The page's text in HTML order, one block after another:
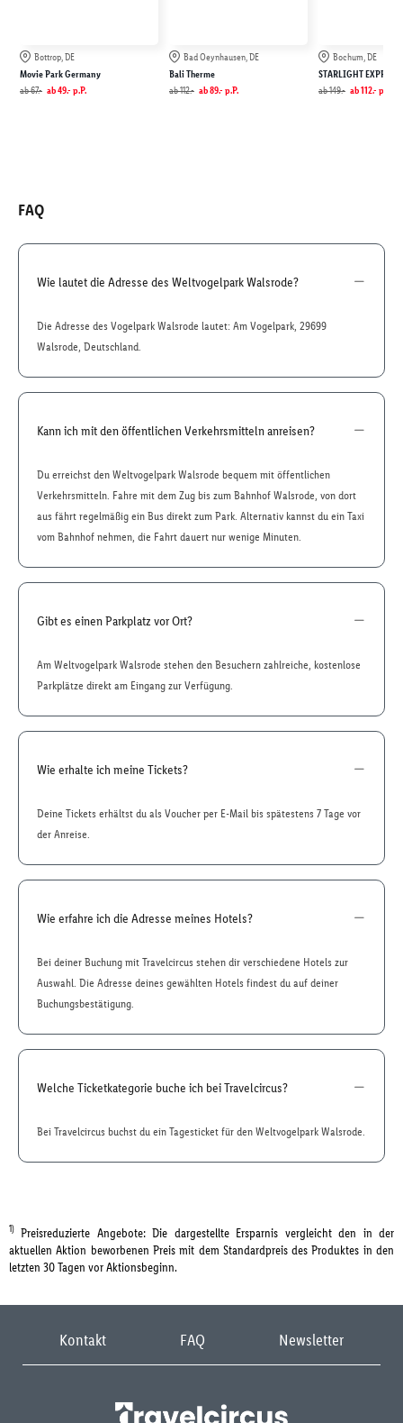
Bottrop, DE
Movie Park Germany
ab67.- ab49.- p.P.
Bad Oeynhausen, DE
Bali Therme
ab112.- ab89.- p.P.
Bochum, DE
STARLIGHT EXPRESS
ab149.- ab112.- p.P.
FAQ
Wie lautet die Adresse des Weltvogelpark Walsrode?
Die Adresse des Vogelpark Walsrode lautet: Am Vogelpark, 29699
Walsrode, Deutschland.
Kann ich mit den öffentlichen Verkehrsmitteln anreisen?
Du erreichst den Weltvogelpark Walsrode bequem mit öffentlichen
Verkehrsmitteln. Fahre mit dem Zug bis zum Bahnhof Walsrode, von dort
aus fährt regelmäßig ein Bus direkt zum Park. Alternativ kannst du ein Taxi
vom Bahnhof nehmen, die Fahrt dauert nur wenige Minuten.
Gibt es einen Parkplatz vor Ort?
Am Weltvogelpark Walsrode stehen den Besuchern zahlreiche, kostenlose
Parkplätze direkt am Eingang zur Verfügung.
Wie erhalte ich meine Tickets?
Deine Tickets erhältst du als Voucher per E-Mail bis spätestens 7 Tage vor
der Anreise.
Wie erfahre ich die Adresse meines Hotels?
Bei deiner Buchung mit Travelcircus stehen dir verschiedene Hotels zur
Auswahl. Die Adresse deines gewählten Hotels findest du auf deiner
Buchungsbestätigung.
Welche Ticketkategorie buche ich bei Travelcircus?
Bei Travelcircus buchst du ein Tagesticket für den Weltvogelpark Walsrode.
1) Preisreduzierte Angebote: Die dargestellte Ersparnis vergleicht den in der
aktuellen Aktion beworbenen Preis mit dem Standardpreis des Produktes in den
letzten 30 Tagen vor Aktionsbeginn.
Kontakt FAQ Newsletter